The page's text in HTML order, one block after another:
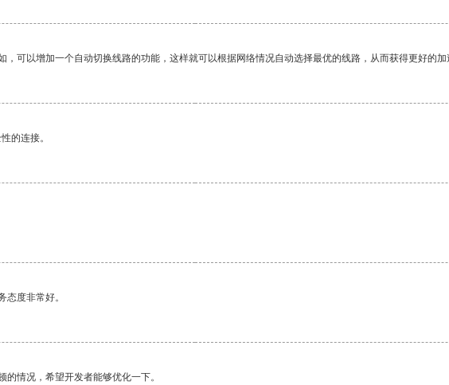
可以增加一个自动切换线路的功能，这样就可以根据网络情况自动选择最优的线路，从而获得更好的加
的连接。
度非常好。
情况，希望开发者能够优化一下。